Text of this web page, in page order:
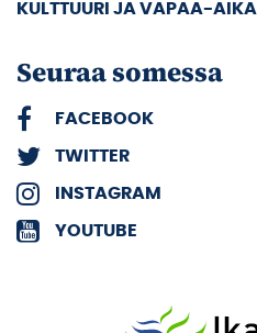
KULTTUURI JA VAPAA-AIKA
Seuraa somessa
FACEBOOK
TWITTER
INSTAGRAM
YOUTUBE